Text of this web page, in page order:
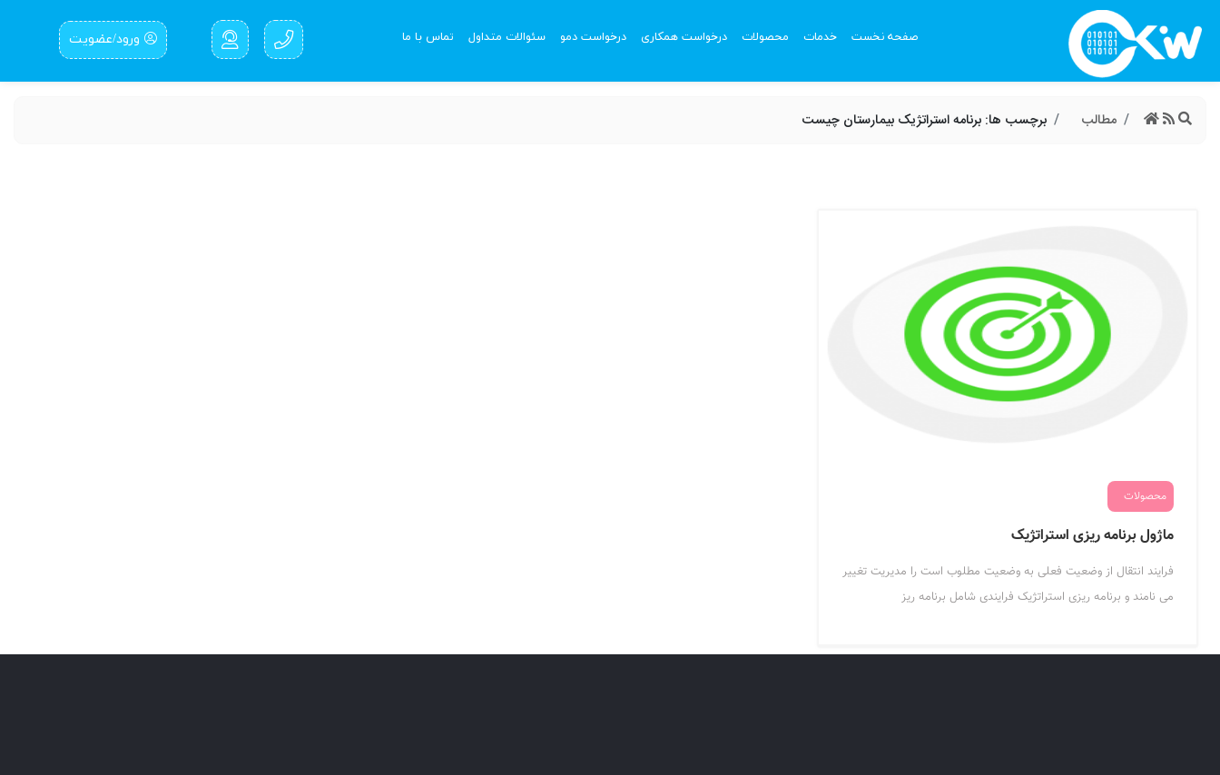
صفحه نخست خدمات محصولات درخواست همکاری درخواست دمو سئوالات متداول تماس با ما ورود/عضویت
مطالب برچسب ها: برنامه استراتژیک بیمارستان چیست
محصولات
ماژول برنامه ریزی استراتژیک
فرایند انتقال از وضعیت فعلی به وضعیت مطلوب است را مدیریت تغییر
می نامند و برنامه ریزی استراتژیک فرایندی شامل برنامه ریز